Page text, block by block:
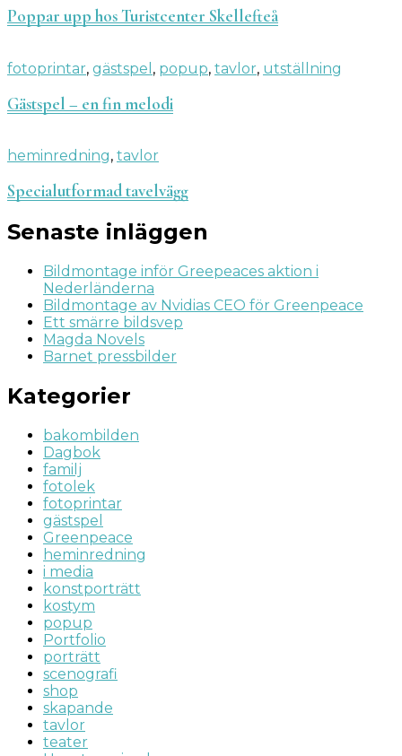
Poppar upp hos Turistcenter Skellefteå
fotoprintar, gästspel , popup, tavlor, utställning
Gästspel – en fin melodi
heminredning, tavlor
Specialutformad tavelvägg
Senaste inläggen
Bildmontage inför Greepeaces aktion i
Nederländerna
Bildmontage av Nvidias CEO för Greenpeace
Ett smärre bildsvep
Magda Novels
Barnet pressbilder
Kategorier
bakombilden
Dagbok
familj
fotolek
fotoprintar
gästspel
Greenpeace
heminredning
i media
konstporträtt
kostym
popup
Portfolio
porträtt
scenografi
shop
skapande
tavlor
teater